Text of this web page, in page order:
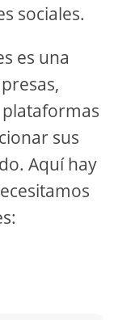
sociales.
es una
sus
Aquí hay